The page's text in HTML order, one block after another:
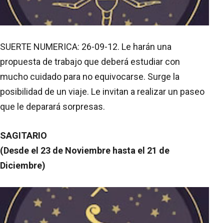
SUERTE NUMERICA: 26-09-12. Le harán una
propuesta de trabajo que deberá estudiar con
mucho cuidado para no equivocarse. Surge la
posibilidad de un viaje. Le invitan a realizar un paseo
que le deparará sorpresas.
SAGITARIO
(Desde el 23 de Noviembre hasta el 21 de
Diciembre)